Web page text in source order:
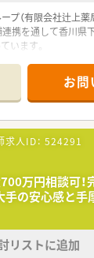
ャーへのキャリア
プ（有限会社辻上薬
連携を通して香川県
います。
えています。
合わせて、多様な
業に積極的に努め
でも非常にレベル
。
祝い金や出産祝い
る薬剤師は全員認
支援体制加算を算
上げるため有給休
を法人で取り組んで
お問
求人ID： 524291
万円相談可
手の安心感と
リストに追加